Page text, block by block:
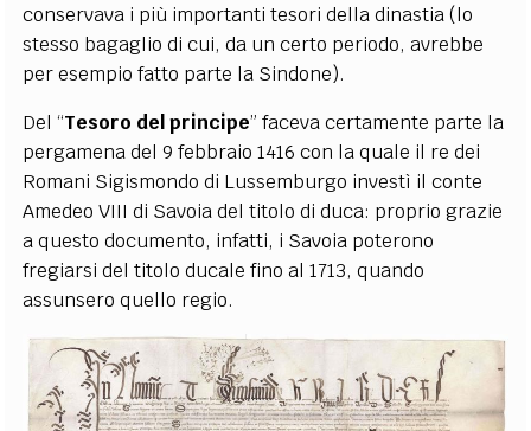
conservava i più importanti tesori della dinastia (lo
stesso bagaglio di cui, da un certo periodo, avrebbe
per esempio fatto parte la Sindone).
Del “Tesoro del principe” faceva certamente parte la
pergamena del 9 febbraio 1416 con la quale il re dei
Romani Sigismondo di Lussemburgo investì il conte
Amedeo VIII di Savoia del titolo di duca: proprio grazie
a questo documento, infatti, i Savoia poterono
fregiarsi del titolo ducale fino al 1713, quando
assunsero quello regio.